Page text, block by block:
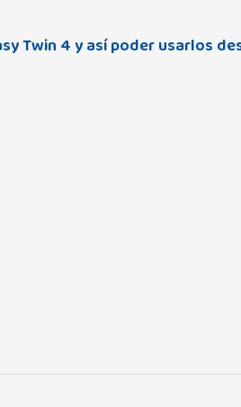
Twin 4 y así poder usarlos